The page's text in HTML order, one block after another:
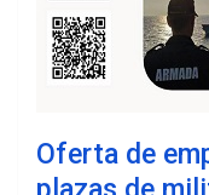
Oferta de